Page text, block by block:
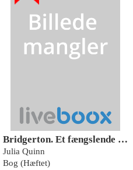
Bridgerton. Et fængslende kys
Julia Quinn
Bog (Hæftet)